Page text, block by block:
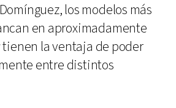
los modelos más
en aproximadamente
tienen la ventaja de poder
entre distintos